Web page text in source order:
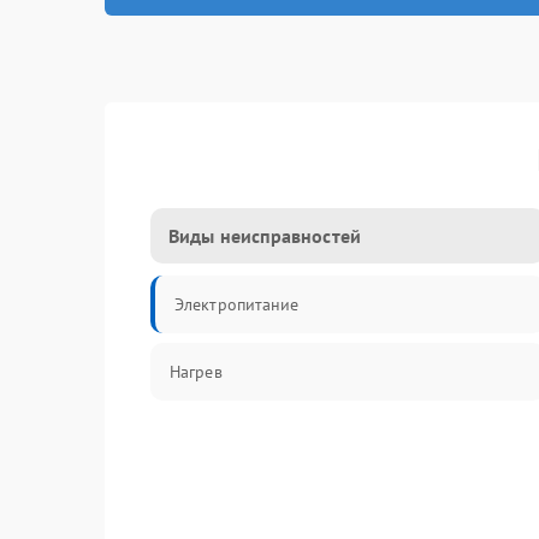
Виды неисправностей
Электропитание
Нагрев